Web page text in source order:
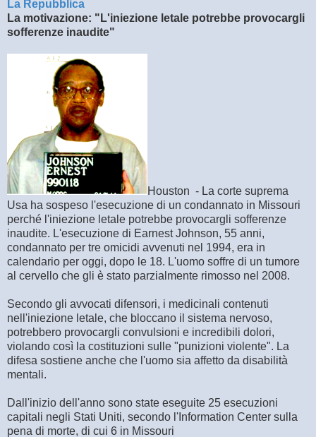
La Repubblica
La motivazione: "L'iniezione letale potrebbe provocargli
sofferenze inaudite"
Houston - La corte suprema
Usa ha sospeso l'esecuzione di un condannato in Missouri
perché l'iniezione letale potrebbe provocargli sofferenze
inaudite. L'esecuzione di Earnest Johnson, 55 anni,
condannato per tre omicidi avvenuti nel 1994, era in
calendario per oggi, dopo le 18. L'uomo soffre di un tumore
al cervello che gli è stato parzialmente rimosso nel 2008.
Secondo gli avvocati difensori, i medicinali contenuti
nell'iniezione letale, che bloccano il sistema nervoso,
potrebbero provocargli convulsioni e incredibili dolori,
violando così la costituzioni sulle "punizioni violente". La
difesa sostiene anche che l'uomo sia affetto da disabilità
mentali.
Dall'inizio dell'anno sono state eseguite 25 esecuzioni
capitali negli Stati Uniti, secondo l'Information Center sulla
pena di morte, di cui 6 in Missouri